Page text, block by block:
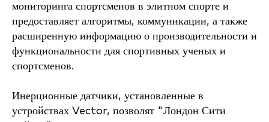
мониторинга спортсменов в элитном спорте и
предоставляет алгоритмы, коммуникации, а также
расширенную информацию о производительности и
функциональности для спортивных ученых и
спортсменов.
Инерционные датчики, установленные в
устройствах Vector, позволят "Лондон Сити